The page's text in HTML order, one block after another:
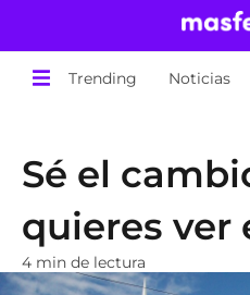
Trending Noticias
Sé el
quieres ver
4 min de lectura